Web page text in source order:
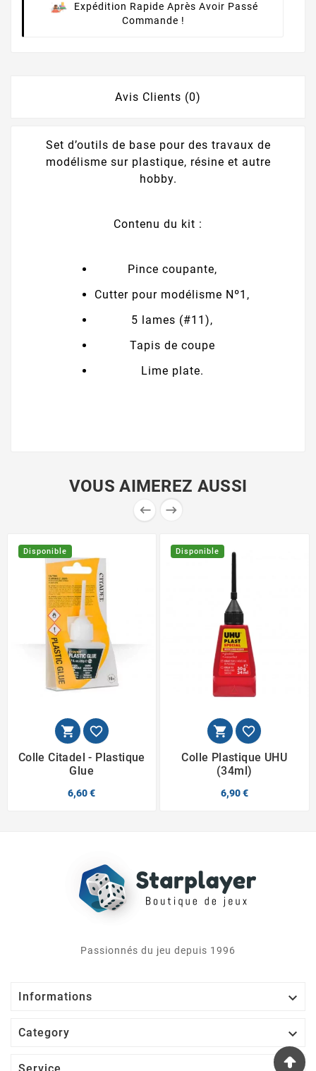
Expédition Rapide Après Avoir Passé
Commande !
Avis Clients (0)
Set d’outils de base pour des travaux de
modélisme sur plastique, résine et autre
hobby.
Contenu du kit :
Pince coupante,
Cutter pour modélisme Nº1,
5 lames (#11),
Tapis de coupe
Lime plate.
VOUS AIMEREZ AUSSI
 
Disponible
 
Colle Citadel - Plastique
Glue
6,60 €
Disponible
 
Colle Plastique UHU
(34ml)
6,90 €
Passionnés du jeu depuis 1996
Informations 
Category 